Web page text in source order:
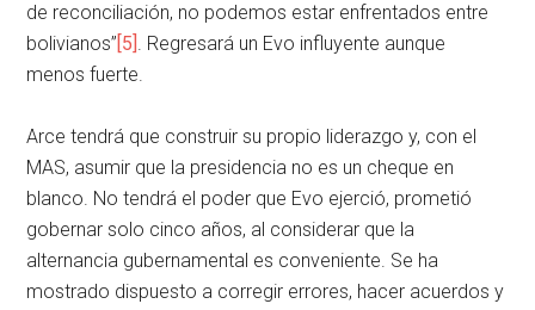
de reconciliación, no podemos estar enfrentados entre
bolivianos” [5] . Regresará un Evo influyente aunque
menos fuerte.
Arce tendrá que construir su propio liderazgo y, con el
MAS, asumir que la presidencia no es un cheque en
blanco. No tendrá el poder que Evo ejerció, prometió
gobernar solo cinco años, al considerar que la
alternancia gubernamental es conveniente. Se ha
mostrado dispuesto a corregir errores, hacer acuerdos y